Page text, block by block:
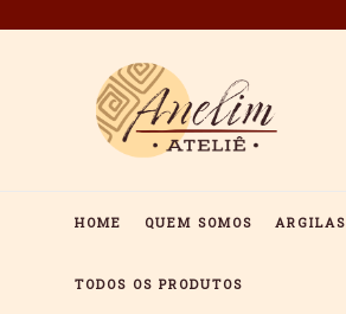
HOME QUEM SOMOS ARGILAS
TODOS OS PRODUTOS